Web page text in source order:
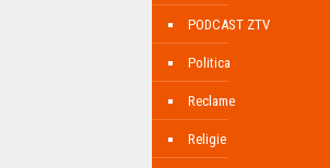
PODCAST ZTV
Politica
Reclame
Religie